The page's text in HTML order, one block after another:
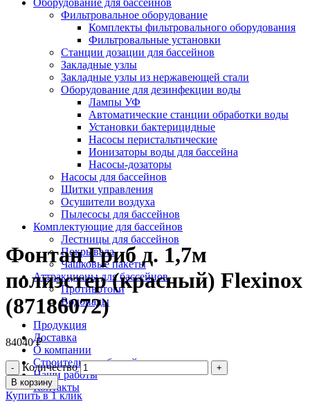
Оборудование для бассейнов
Фильтровальное оборудование
Комплекты фильтровального оборудования
Фильтровальные установки
Станции дозации для бассейнов
Закладные узлы
Закладные узлы из нержавеющей стали
Оборудование для дезинфекции воды
Лампы УФ
Автоматические станции обработки воды
Установки бактерицидные
Насосы перистальтические
Ионизаторы воды для бассейна
Насосы-дозаторы
Насосы для бассейнов
Щитки управления
Осушители воздуха
Пылесосы для бассейнов
Комплектующие для бассейнов
Лестницы для бассейнов
Покрывала
Чашковые пакеты
Аттракционы для бассейнов
Противотоки
Водопады
Продукция
Доставка
О компании
Строительство бассейнов
Наши работы
Контакты
Фонтан Гриб д. 1,7м
полиэстер (красный) Flexinox
(87186072)
84040₽
Количество
В корзину
Купить в 1 клик